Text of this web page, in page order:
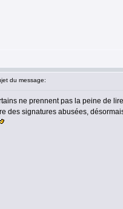
du message:
ne prennent pas la peine de
des signatures abusées,